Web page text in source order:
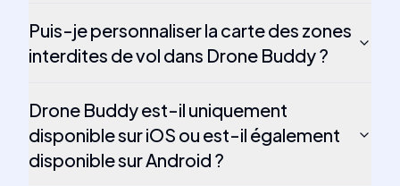
Puis-je personnaliser la carte des zones
interdites de vol dans Drone Buddy ?
Drone Buddy est-il uniquement
disponible sur iOS ou est-il également
disponible sur Android ?